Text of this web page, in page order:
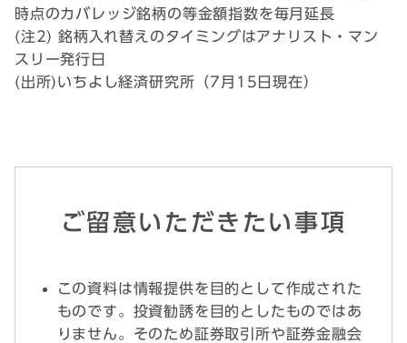
時点のカバレッジ銘柄の等金額指数を毎月延長
(注2) 銘柄入れ替えのタイミングはアナリスト・マン
スリー発行日
(出所)いちよし経済研究所（7月15日現在）
ご留意いただきたい事項
この資料は情報提供を目的として作成された
ものです。投資勧誘を目的としたものではあ
りません。そのため証券取引所や証券金融会